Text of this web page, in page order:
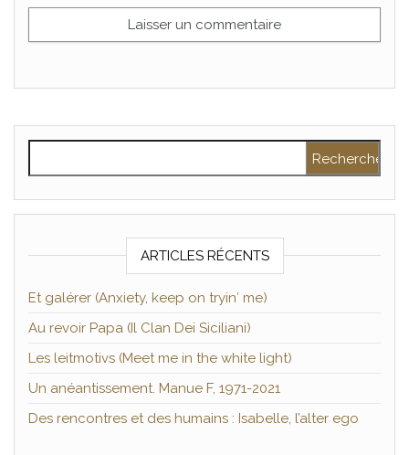
ARTICLES RÉCENTS
Et galérer (Anxiety, keep on tryin′ me)
Au revoir Papa (Il Clan Dei Siciliani)
Les leitmotivs (Meet me in the white light)
Un anéantissement. Manue F, 1971-2021
Des rencontres et des humains : Isabelle, l’alter ego